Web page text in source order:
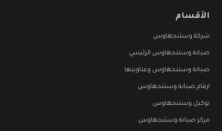
الأقسام
شركة وستنجهاوس
صيانة وستنجهاوس الرئيسي
صيانة وستنجهاوس وعناوينها
ارقام صيانة وستنجهاوس
توكيل وستنجهاوس
مركز صيانة وستنجهاوس